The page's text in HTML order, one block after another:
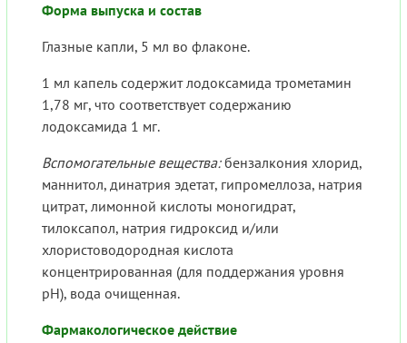
Форма выпуска и состав
Глазные капли, 5 мл во флаконе.
1 мл капель содержит лодоксамида трометамин
1,78 мг, что соответствует содержанию
лодоксамида 1 мг.
Вспомогательные вещества:бензалкония хлорид,
маннитол, динатрия эдетат, гипромеллоза, натрия
цитрат, лимонной кислоты моногидрат,
тилоксапол, натрия гидроксид и/или
хлористоводородная кислота
концентрированная (для поддержания уровня
pH), вода очищенная.
Фармакологическое действие